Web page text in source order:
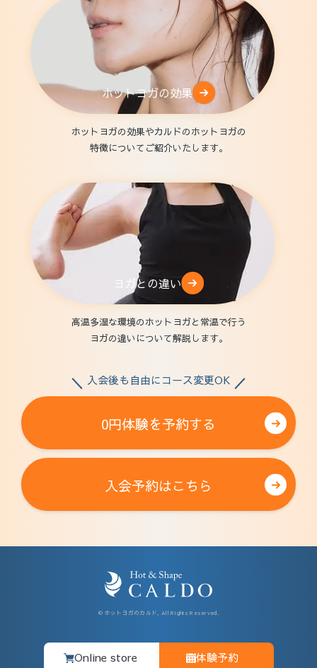
ホットヨガの効果
ホットヨガの効果やカルドのホットヨガの
特徴についてご紹介いたします。
ヨガとの違い
高温多湿な環境のホットヨガと常温で行う
ヨガの違いについて解説します。
入会後も自由にコース変更OK
0円体験を予約する
入会予約はこちら
Online store 体験予約
© ホットヨガのカルド, All Rights Reserved.